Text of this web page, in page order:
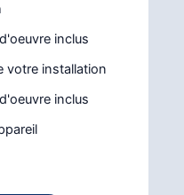
inclus
votre installation
inclus